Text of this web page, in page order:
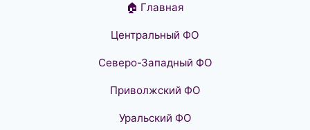
🏠 Главная
Центральный ФО
Северо-Западный ФО
Приволжский ФО
Уральский ФО